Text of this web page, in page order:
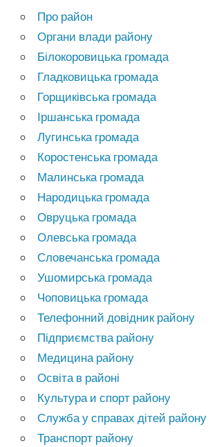
Про район
Органи влади району
Білокоровицька громада
Гладковицька громада
Горщиківська громада
Іршанська громада
Лугинська громада
Коростенська громада
Малинська громада
Народицька громада
Овруцька громада
Олевська громада
Словечанська громада
Ушомирська громада
Чоповицька громада
Телефонний довідник району
Підприємства району
Медицина району
Освіта в районі
Культура и спорт району
Служба у справах дітей району
Транспорт району